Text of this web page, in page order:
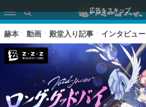
広告をスキップ
赫本 動画 殿堂入り記事 インタビュー